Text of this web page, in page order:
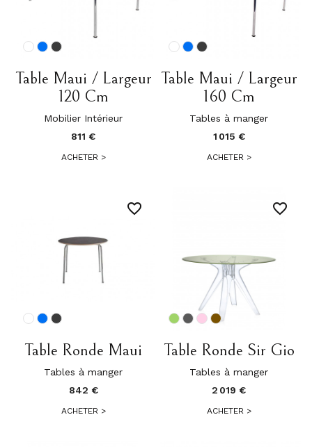
Table Maui / Largeur
120 Cm
Mobilier Intérieur
811 €
ACHETER >
Table Maui / Largeur
160 Cm
Tables à manger
1 015 €
ACHETER >
Table Ronde Maui
Tables à manger
842 €
ACHETER >
favorite_border
Table Ronde Sir Gio
Tables à manger
2 019 €
ACHETER >
favorite_border